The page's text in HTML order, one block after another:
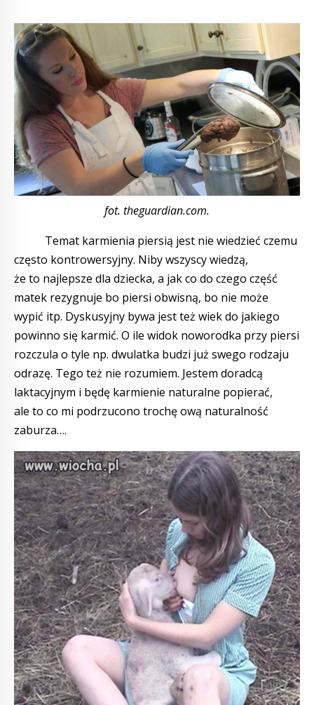
fot. theguardian.com.
Temat karmienia piersią jest nie wiedzieć czemu
często kontrowersyjny. Niby wszyscy wiedzą,
że to najlepsze dla dziecka, a jak co do czego część
matek rezygnuje bo piersi obwisną, bo nie może
wypić itp. Dyskusyjny bywa jest też wiek do jakiego
powinno się karmić. O ile widok noworodka przy piersi
rozczula o tyle np. dwulatka budzi już swego rodzaju
odrazę. Tego też nie rozumiem. Jestem doradcą
laktacyjnym i będę karmienie naturalne popierać,
ale to co mi podrzucono trochę ową naturalność
zaburza….